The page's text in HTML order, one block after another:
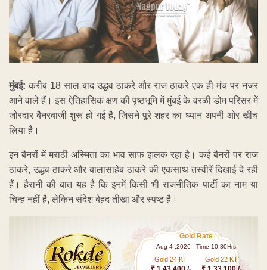
मुंबई: करीब 18 साल बाद उद्धव ठाकरे और राज ठाकरे एक ही मंच पर नजर
आने वाले हैं। इस ऐतिहासिक क्षण की पृष्ठभूमि में मुंबई के वरळी डोम परिसर में
जोरदार बैनरबाजी शुरू हो गई है, जिसने पूरे शहर का ध्यान अपनी ओर खींच
लिया है।
इन बैनरों में मराठी अस्मिता का भाव साफ झलक रहा है। कई बैनरों पर राज
ठाकरे, उद्धव ठाकरे और बालासाहेब ठाकरे की एकसाथ तस्वीरें दिखाई दे रही
हैं। हैरानी की बात यह है कि इनमें किसी भी राजनीतिक पार्टी का नाम या
चिन्ह नहीं है, लेकिन संदेश बेहद तीखा और स्पष्ट है।
Gold Rate
Aug 4 ,2026 - Time 10.30Hrs
Gold 24 KT Gold 22 KT